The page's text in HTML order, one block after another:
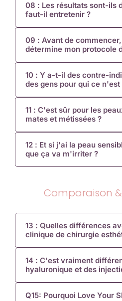
08 : Les résultats sont-ils
faut-il entretenir ?
09 : Avant de
détermine mon protocole
10 : Y a-t-il des contre-
des gens pour qui ce n'est
11 : C'est sûr pour les
mates et métissées ?
12 : Et si j'ai la peau
que ça va m'irriter ?
Comparaison
13 : Quelles différences
clinique de chirurgie
14 : C'est vraiment
hyaluronique et des
Q15: Pourquoi Love Your